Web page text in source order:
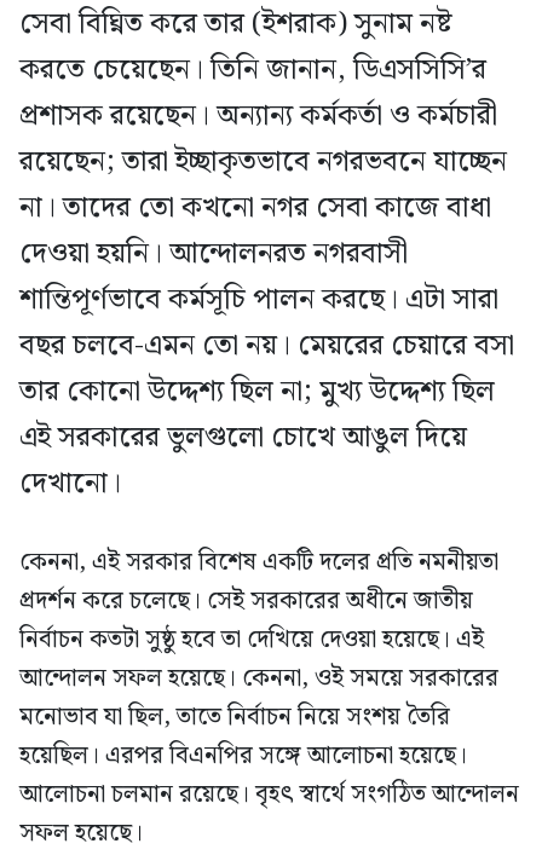
সেবা বিঘ্নিত করে তার (ইশরাক) সুনাম নষ্ট
করতে চেয়েছেন। তিনি জানান, ডিএসসিসি’র
প্রশাসক রয়েছেন। অন্যান্য কর্মকর্তা ও কর্মচারী
রয়েছেন; তারা ইচ্ছাকৃতভাবে নগরভবনে যাচ্ছেন
না। তাদের তো কখনো নগর সেবা কাজে বাধা
দেওয়া হয়নি। আন্দোলনরত নগরবাসী
শান্তিপূর্ণভাবে কর্মসূচি পালন করছে। এটা সারা
বছর চলবে-এমন তো নয়। মেয়রের চেয়ারে বসা
তার কোনো উদ্দেশ্য ছিল না; মুখ্য উদ্দেশ্য ছিল
এই সরকারের ভুলগুলো চোখে আঙুল দিয়ে
দেখানো।
কেননা, এই সরকার বিশেষ একটি দলের প্রতি নমনীয়তা
প্রদর্শন করে চলেছে। সেই সরকারের অধীনে জাতীয়
নির্বাচন কতটা সুষ্ঠু হবে তা দেখিয়ে দেওয়া হয়েছে। এই
আন্দোলন সফল হয়েছে। কেননা, ওই সময়ে সরকারের
মনোভাব যা ছিল, তাতে নির্বাচন নিয়ে সংশয় তৈরি
হয়েছিল। এরপর বিএনপির সঙ্গে আলোচনা হয়েছে।
আলোচনা চলমান রয়েছে। বৃহৎ স্বার্থে সংগঠিত আন্দোলন
সফল হয়েছে।